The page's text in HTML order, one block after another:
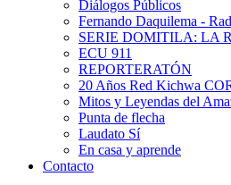
Diálogos Públicos
Fernando Daquilema -
SERIE DOMITILA: LA
ECU 911
REPORTERATÓN
20 Años Red Kichwa
Mitos y Leyendas del
Punta de flecha
Laudato Sí
En casa y aprende
Contacto